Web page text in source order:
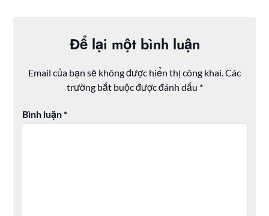
Để lại một bình luận
Email của bạn sẽ không được hiển thị công khai.Các
trường bắt buộc được đánh dấu *
Bình luận*